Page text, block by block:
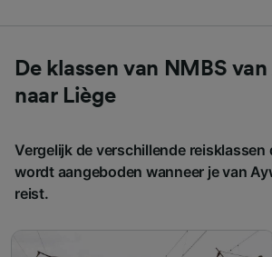
De klassen van NMBS
naar Liège
Vergelijk de verschillende reisklassen
wordt aangeboden wanneer je van
reist.